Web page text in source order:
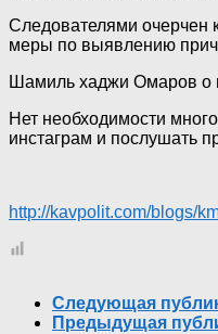
Следователями очерчен
меры по выявлению
Шамиль хаджи Омаров о
Нет необходимости
инстаграм и послушать
http://kavpolit.com/blogs/
Следующая
Предыдущая